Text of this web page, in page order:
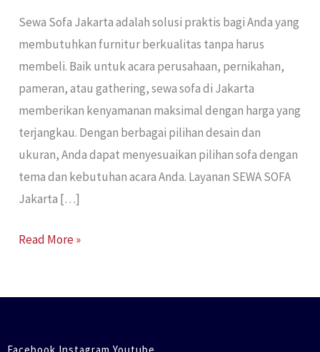
Sewa Sofa Jakarta adalah solusi praktis bagi Anda yang
membutuhkan furnitur berkualitas tanpa harus
membeli. Baik untuk acara perusahaan, pernikahan,
pameran, atau gathering, sewa sofa di Jakarta
memberikan kenyamanan maksimal dengan harga yang
terjangkau. Dengan berbagai pilihan desain dan
ukuran, Anda dapat menyesuaikan pilihan sofa dengan
tema dan kebutuhan acara Anda. Layanan SEWA SOFA
Jakarta […]
Read More »
Facebook Instagram Youtube